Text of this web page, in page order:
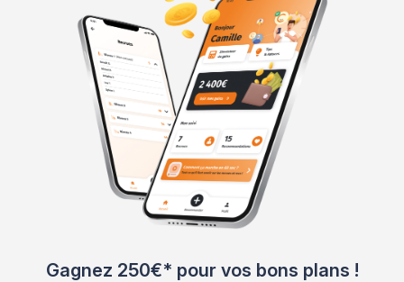
Gagnez 250€* pour vos bons plans !